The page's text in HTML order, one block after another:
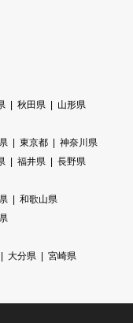
秋田県
山形県
東京都
神奈川県
福井県
長野県
和歌山県
大分県
宮崎県